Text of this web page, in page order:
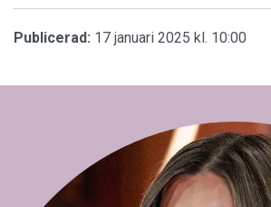
Publicerad: 17 januari 2025 kl. 10:00